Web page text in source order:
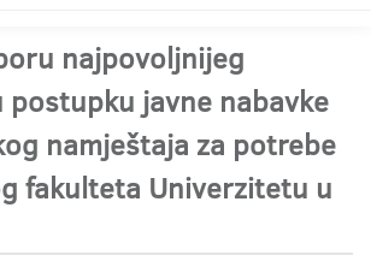
najpovoljnijeg
postupku javne nabavke
namještaja za potrebe
fakulteta Univerzitetu u